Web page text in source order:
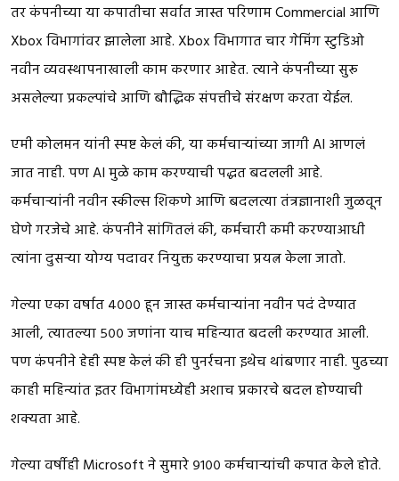
तर कंपनीच्या या कपातीचा सर्वात जास्त परिणाम Commercial आणि
Xbox विभागांवर झालेला आहे. Xbox विभागात चार गेमिंग स्टुडिओ
नवीन व्यवस्थापनाखाली काम करणार आहेत. त्याने कंपनीच्या सुरू
असलेल्या प्रकल्पांचे आणि बौद्धिक संपत्तीचे संरक्षण करता येईल.
एमी कोलमन यांनी स्पष्ट केलं की, या कर्मचाऱ्यांच्या जागी AI आणलं
जात नाही. पण AI मुळे काम करण्याची पद्धत बदलली आहे.
कर्मचाऱ्यांनी नवीन स्कील्स शिकणे आणि बदलत्या तंत्रज्ञानाशी जुळवून
घेणे गरजेचे आहे. कंपनीने सांगितलं की, कर्मचारी कमी करण्याआधी
त्यांना दुसऱ्या योग्य पदावर नियुक्त करण्याचा प्रयत्न केला जातो.
गेल्या एका वर्षात ४००० हून जास्त कर्मचाऱ्यांना नवीन पदं देण्यात
आली, त्यातल्या ५०० जणांना याच महिन्यात बदली करण्यात आली.
पण कंपनीने हेही स्पष्ट केलं की ही पुनर्रचना इथेच थांबणार नाही. पुढच्या
काही महिन्यांत इतर विभागांमध्येही अशाच प्रकारचे बदल होण्याची
शक्यता आहे.
गेल्या वर्षीही Microsoft ने सुमारे ९१०० कर्मचाऱ्यांची कपात केले होते.